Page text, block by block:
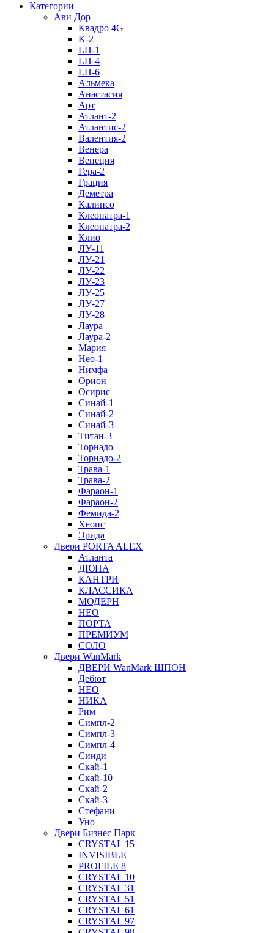
Категории
Ави Дор
Квадро 4G
K-2
LH-1
LH-4
LH-6
Альмека
Анастасия
Арт
Атлант-2
Атлантис-2
Валентия-2
Венера
Венеция
Гера-2
Грация
Деметра
Калипсо
Клеопатра-1
Клеопатра-2
Клио
ЛУ-11
ЛУ-21
ЛУ-22
ЛУ-23
ЛУ-25
ЛУ-27
ЛУ-28
Лаура
Лаура-2
Мария
Нео-1
Нимфа
Орион
Осирис
Синай-1
Синай-2
Синай-3
Титан-3
Торнадо
Торнадо-2
Трава-1
Трава-2
Фараон-1
Фараон-2
Фемида-2
Хеопс
Эрида
Двери PORTA ALEX
Атланта
ДЮНА
КАНТРИ
КЛАССИКА
МОДЕРН
НЕО
ПОРТА
ПРЕМИУМ
СОЛО
Двери WanMark
ДВЕРИ WanMark ШПОН
Дебют
НЕО
НИКА
Рим
Симпл-2
Симпл-3
Симпл-4
Синди
Скай-1
Скай-10
Скай-2
Скай-3
Стефани
Уно
Двери Бизнес Парк
CRYSTAL 15
INVISIBLE
PROFILE 8
CRYSTAL 10
CRYSTAL 31
CRYSTAL 51
CRYSTAL 61
CRYSTAL 97